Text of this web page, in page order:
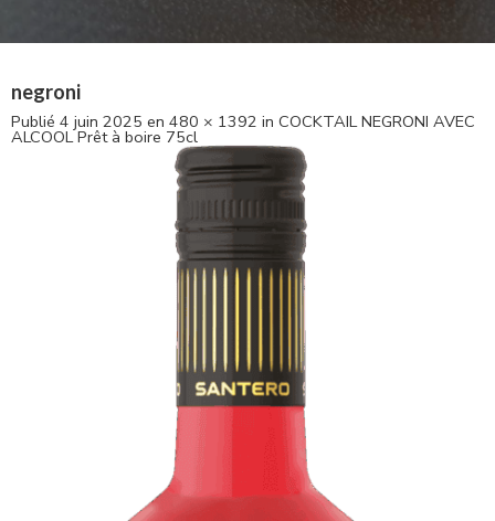
negroni
Publié 4 juin 2025 en 480 × 1392 in COCKTAIL NEGRONI AVEC
ALCOOL Prêt à boire 75cl